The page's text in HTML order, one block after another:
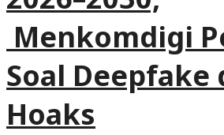
Menkomdigi
Soal Deepfake
Hoaks